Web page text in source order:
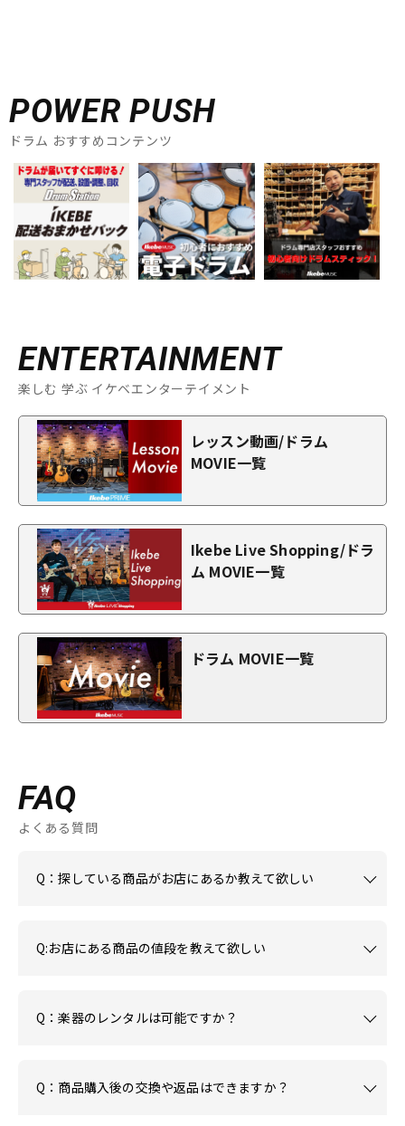
POWER PUSH
ドラム おすすめコンテンツ
ENTERTAINMENT
楽しむ 学ぶ イケベエンターテイメント
レッスン動画/ドラム
MOVIE一覧
Ikebe Live Shopping/ドラ
ム MOVIE一覧
ドラム MOVIE一覧
FAQ
よくある質問
Q：探している商品がお店にあるか教えて欲しい
Q:お店にある商品の値段を教えて欲しい
Q：楽器のレンタルは可能ですか？
Q：商品購入後の交換や返品はできますか？